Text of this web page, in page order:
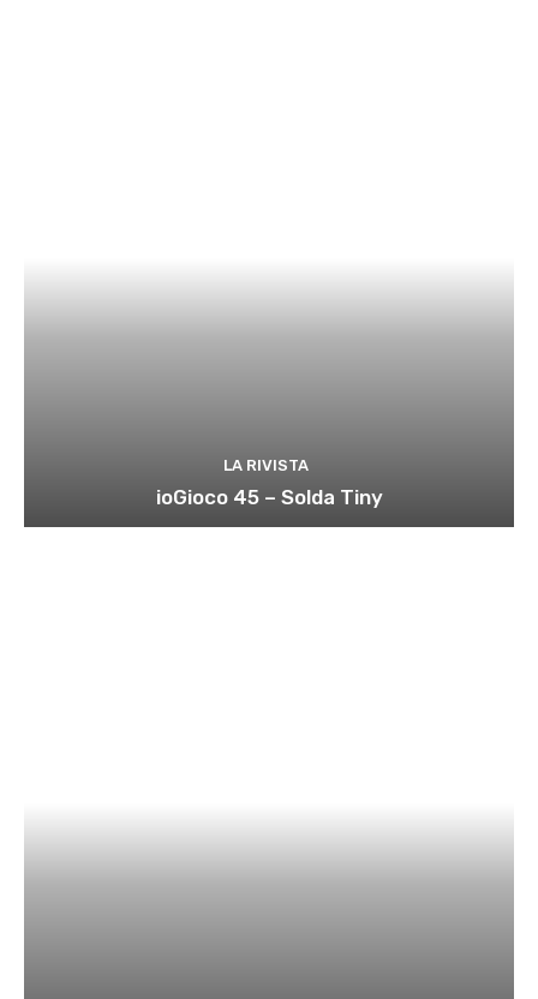
LA RIVISTA
ioGioco 45 – Solda Tiny